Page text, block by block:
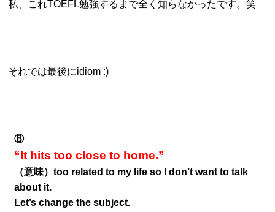
私、これTOEFL勉強するまで全く知らなかったです。笑
それでは最後にidiom :)
⑧
“It hits too close to home.”
（意味）too related to my life so I don’t want to talk
about it.
Let’s change the subject.